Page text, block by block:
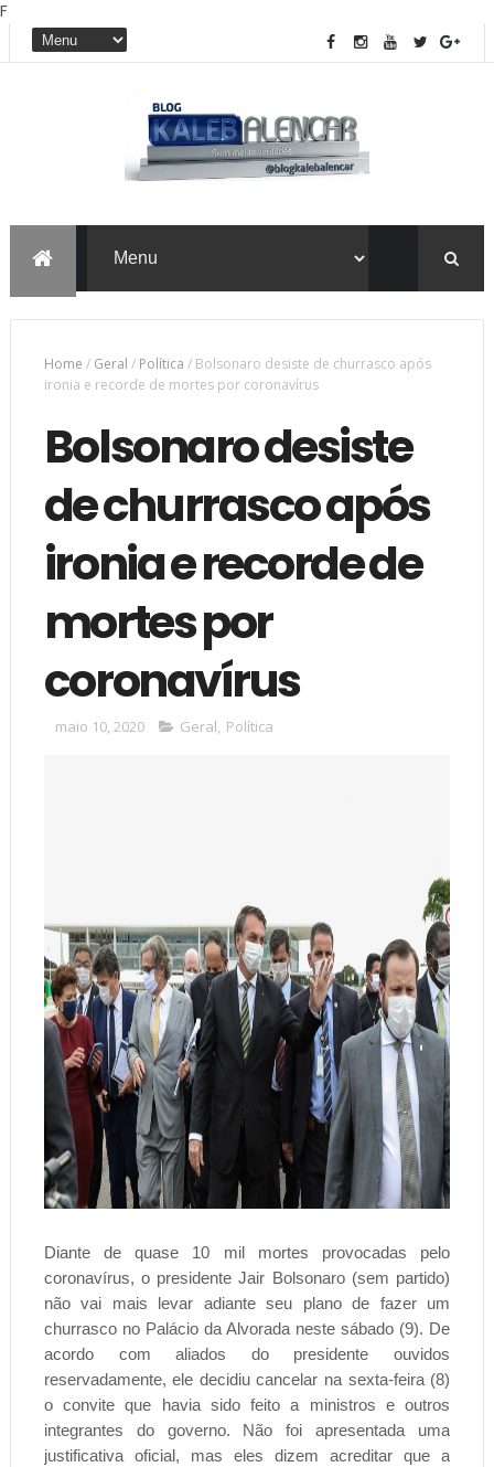
F
Home / Geral / Política / Bolsonaro desiste de churrasco após
ironia e recorde de mortes por coronavírus
Bolsonaro desiste
de churrasco após
ironia e recorde de
mortes por
coronavírus
maio 10, 2020 Geral, Política
Diante de quase 10 mil mortes provocadas pelo
coronavírus, o presidente Jair Bolsonaro (sem partido)
não vai mais levar adiante seu plano de fazer um
churrasco no Palácio da Alvorada neste sábado (9). De
acordo com aliados do presidente ouvidos
reservadamente, ele decidiu cancelar na sexta-feira (8)
o convite que havia sido feito a ministros e outros
integrantes do governo. Não foi apresentada uma
justificativa oficial, mas eles dizem acreditar que a